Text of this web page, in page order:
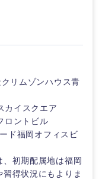
リムゾンハウス青
カイスクエア
ロントビル
ド福岡オフィスビ
初期配属地は福岡
得状況にもよりま